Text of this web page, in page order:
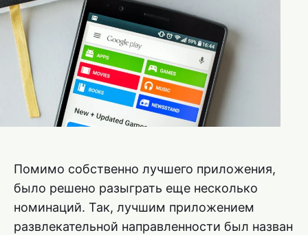
Помимо собственно лучшего приложения,
было решено разыграть еще несколько
номинаций. Так, лучшим приложением
развлекательной направленности был назван